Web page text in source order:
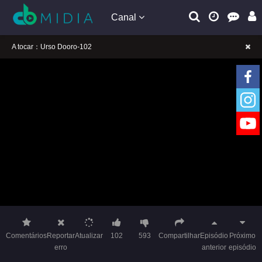
Canal
A tocar：Urso Dooro-102
ComentáriosReportar
erro
Atualizar 102 593 CompartilharEpisódio
anterior
Próximo
episódio